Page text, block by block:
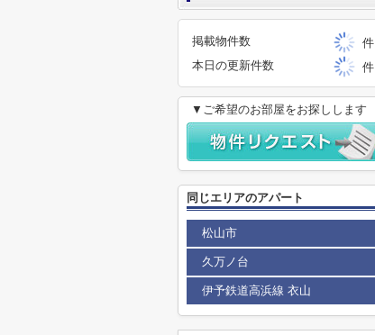
掲載物件数
件
本日の更新件数
件
▼ご希望のお部屋をお探しします
同じエリアのアパート
松山市
久万ノ台
伊予鉄道高浜線 衣山